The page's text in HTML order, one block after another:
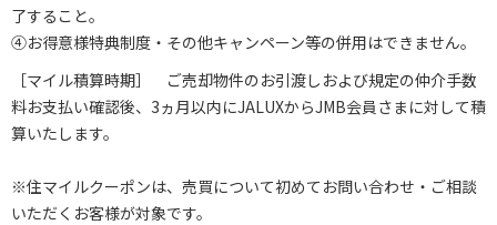
了すること。
④お得意様特典制度・その他キャンペーン等の併用はできません。
［マイル積算時期］ ご売却物件のお引渡しおよび規定の仲介手数
料お支払い確認後、3ヵ月以内にJALUXからJMB会員さまに対して積
算いたします。
※住マイルクーポンは、売買について初めてお問い合わせ・ご相談
いただくお客様が対象です。